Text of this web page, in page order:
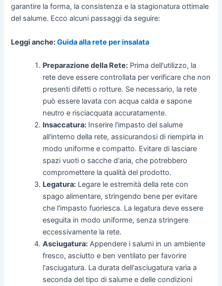
garantire la forma, la consistenza e la stagionatura ottimale
del salume. Ecco alcuni passaggi da seguire:
Leggi anche:Guida alla rete per insalata
Preparazione della Rete: Prima dell'utilizzo, la
rete deve essere controllata per verificare che non
presenti difetti o rotture. Se necessario, la rete
può essere lavata con acqua calda e sapone
neutro e risciacquata accuratamente.
Insaccatura: Inserire l'impasto del salume
all'interno della rete, assicurandosi di riempirla in
modo uniforme e compatto. Evitare di lasciare
spazi vuoti o sacche d'aria, che potrebbero
compromettere la qualità del prodotto.
Legatura: Legare le estremità della rete con
spago alimentare, stringendo bene per evitare
che l'impasto fuoriesca. La legatura deve essere
eseguita in modo uniforme, senza stringere
eccessivamente la rete.
Asciugatura: Appendere i salumi in un ambiente
fresco, asciutto e ben ventilato per favorire
l'asciugatura. La durata dell'asciugatura varia a
seconda del tipo di salume e delle condizioni